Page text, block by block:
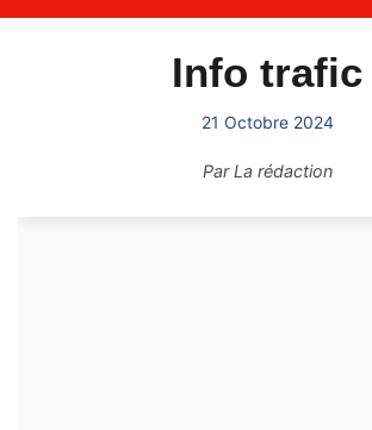
Info trafic
21 Octobre 2024
ParLa rédaction